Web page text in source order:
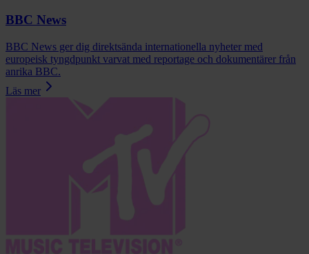
BBC News
BBC News ger dig direktsända internationella nyheter med
europeisk tyngdpunkt varvat med reportage och dokumentärer från
anrika BBC.
Läs mer